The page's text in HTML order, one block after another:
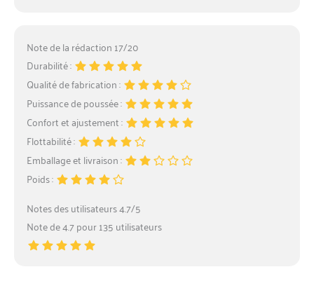
Note de la rédaction 17/20
Durabilité :
Qualité de fabrication :
Puissance de poussée :
Confort et ajustement :
Flottabilité :
Emballage et livraison :
Poids :
Notes des utilisateurs 4.7/5
Note de 4.7 pour 135 utilisateurs